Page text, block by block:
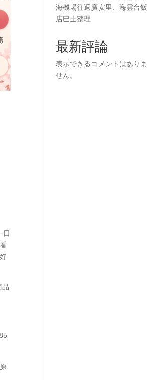
日
品
海機場往返廣安里、海雲台飯
店巴士整理
最新評論
表示できるコメントはありま
せん。